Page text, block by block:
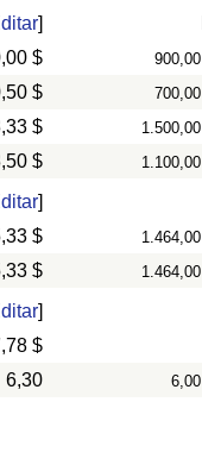
]
$ 900,00
$ 700,00
$ 1.500,00
$ 1.100,00
]
$ 1.464,00
$ 1.464,00
]
$
6,30 6,00